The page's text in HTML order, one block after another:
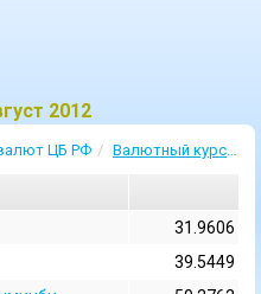
2012
ЦБ РФ Валютный курс 22 Август 2012
31.9606
39.5449